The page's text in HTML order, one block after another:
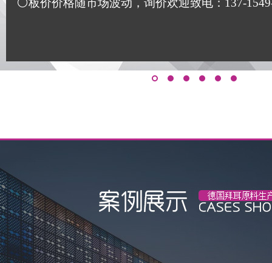
⚪板价价格随市场波动，询价欢迎致电：137-